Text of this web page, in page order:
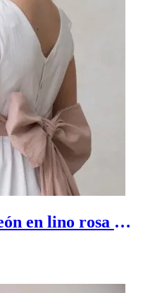
Diadema acordeón en lino rosa nude - diadema comunión niña hecha a mano